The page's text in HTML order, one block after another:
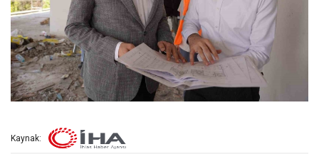
Kaynak: